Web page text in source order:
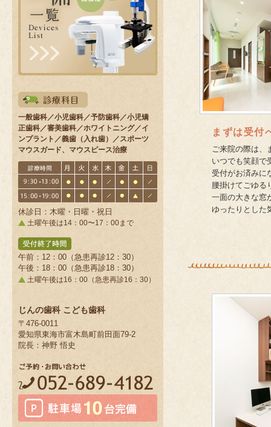
まずは受付
ご来院の際は、
いつでも笑顔で
受付がお済みに
腰掛けてごゆる
一面の大きな窓
ゆったりとした
一般歯科／小児歯科／予防歯科／小児矯
正歯科／審美歯科／ホワイトニング／イ
ンプラント／義歯（入れ歯）／スポーツ
マウスガード、マウスピース治療
休診日：木曜・日曜・祝日
土曜午後は14：00〜17：00まで
午前：12：00（急患再診12：30）
午後：18：00（急患再診18：30）
土曜午後は16：00（急患再診16：30）
じんの歯科 こども歯科
〒476-0011
愛知県東海市富木島町前田面79-2
院長：神野 悟史